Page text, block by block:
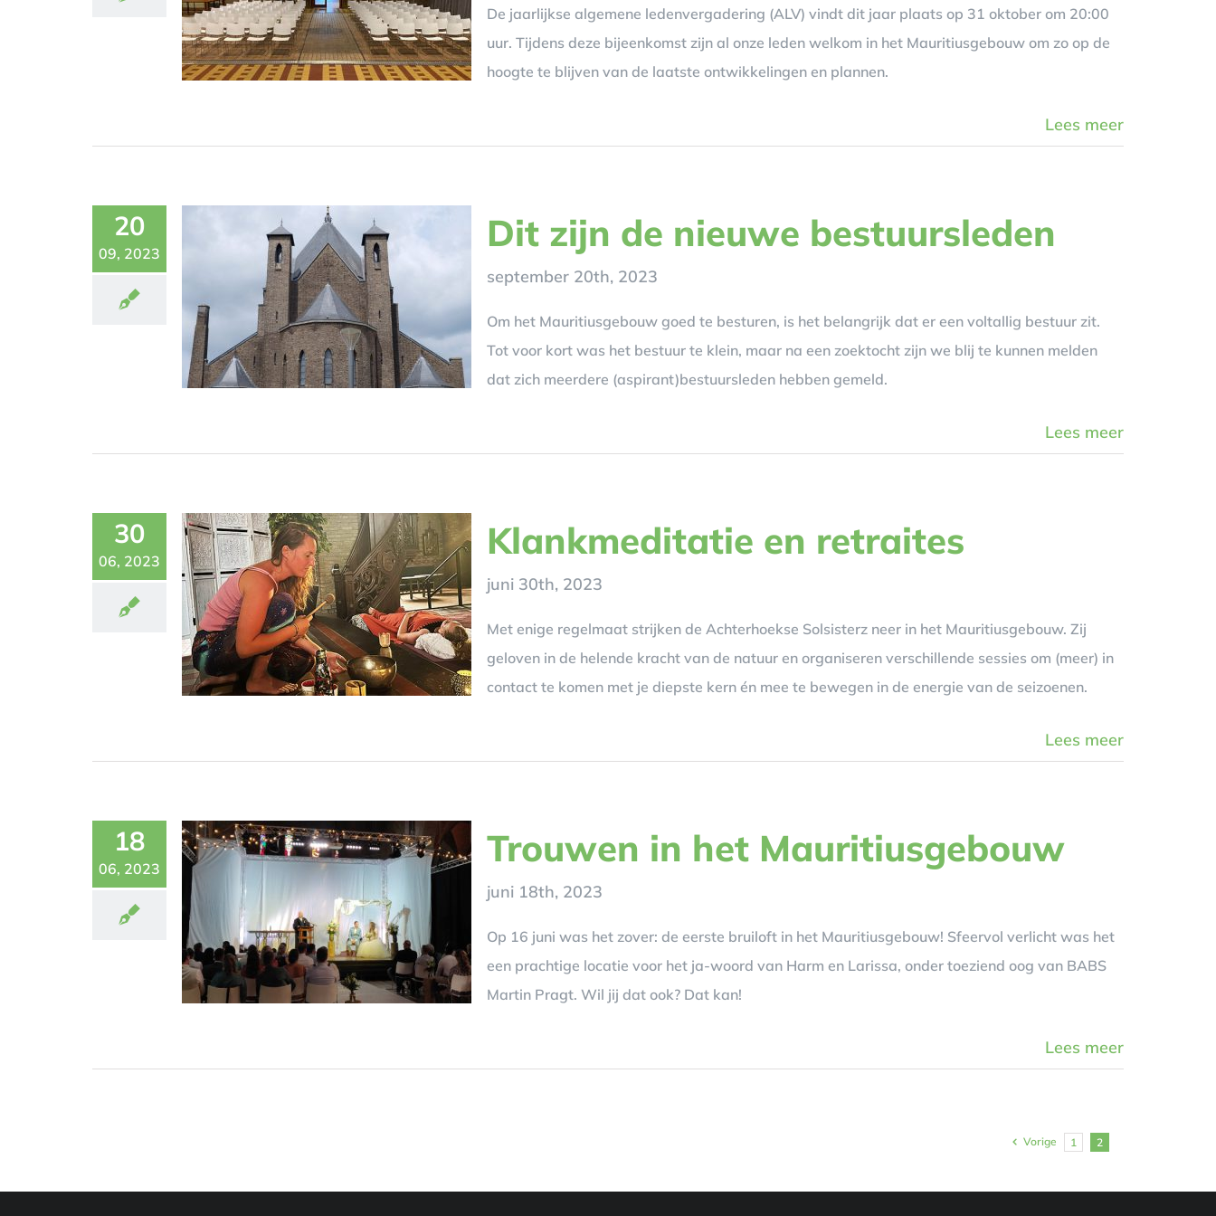
De jaarlijkse algemene ledenvergadering (ALV) vindt dit jaar plaats op 31 oktober om 20:00
uur. Tijdens deze bijeenkomst zijn al onze leden welkom in het Mauritiusgebouw om zo op de
hoogte te blijven van de laatste ontwikkelingen en plannen.
Lees meer
20
09, 2023 Dit zijn de nieuwe bestuursleden
september 20th, 2023
Om het Mauritiusgebouw goed te besturen, is het belangrijk dat er een voltallig bestuur zit.
Tot voor kort was het bestuur te klein, maar na een zoektocht zijn we blij te kunnen melden
dat zich meerdere (aspirant)bestuursleden hebben gemeld.
Lees meer
30
06, 2023 Klankmeditatie en retraites
juni 30th, 2023
Met enige regelmaat strijken de Achterhoekse Solsisterz neer in het Mauritiusgebouw. Zij
geloven in de helende kracht van de natuur en organiseren verschillende sessies om (meer) in
contact te komen met je diepste kern én mee te bewegen in de energie van de seizoenen.
Lees meer
18
06, 2023 Trouwen in het Mauritiusgebouw
juni 18th, 2023
Op 16 juni was het zover: de eerste bruiloft in het Mauritiusgebouw! Sfeervol verlicht was het
een prachtige locatie voor het ja-woord van Harm en Larissa, onder toeziend oog van BABS
Martin Pragt. Wil jij dat ook? Dat kan!
Lees meer
Vorige 1 2